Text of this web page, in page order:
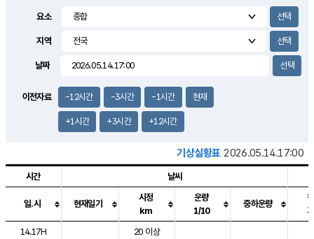
1.4m/s
요소
지역
날짜
이전자료 -12시간 -3시간 -1시간 현재
+1시간 +3시간 +12시간
기상실황표 2026.05.14.17:00
도시별 기상실황표로 지점, 날씨, 기온, 강수, 바람, 기압등을 안내한 표입
시간 날씨
일.시 현재일기
시정
km
운량
1/10
중하운량
14.17H
20 이상